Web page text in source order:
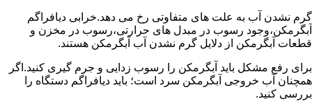
گرم نشدن آب به علت های متفاوتی رخ می دهد.خرابی دیافراگم
آبگرمکن،وجود رسوب در مبدل های حرارتی،رسوب در مخزن و
قطعات آبگرمکن از دلایل گرم نشدن آب آبگرمکن هستند.
برای رفع مشکل باید آبگرمکن را رسوب زدایی و جرم گیری کنید.اگر
همچنان آب خروجی آبگرمکن سرد است؛ باید دیافراگم دستگاه را
بررسی کنید.